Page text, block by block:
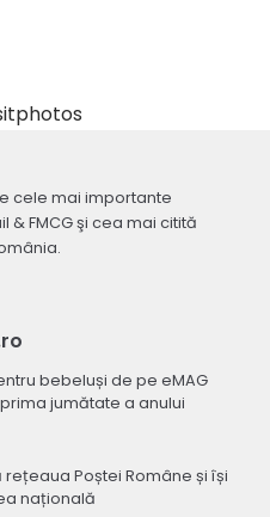
cele mai importante
& FMCG şi cea mai citită
bebeluși de pe eMAG
jumătate a anului
Poștei Române și își
națională